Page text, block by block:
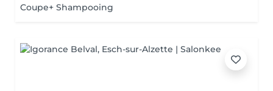
Coupe+ Shampooing